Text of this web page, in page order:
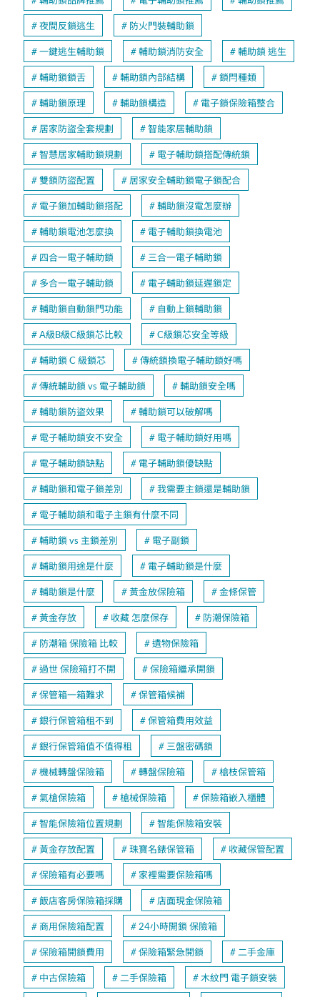
夜間反鎖逃生 防火門裝輔助鎖
一鍵逃生輔助鎖 輔助鎖消防安全 輔助鎖 逃生
輔助鎖鎖舌 輔助鎖內部結構 鎖閂種類
輔助鎖原理 輔助鎖構造 電子鎖保險箱整合
居家防盜全套規劃 智能家居輔助鎖
智慧居家輔助鎖規劃 電子輔助鎖搭配傳統鎖
雙鎖防盜配置 居家安全輔助鎖電子鎖配合
電子鎖加輔助鎖搭配 輔助鎖沒電怎麼辦
輔助鎖電池怎麼換 電子輔助鎖換電池
四合一電子輔助鎖 三合一電子輔助鎖
多合一電子輔助鎖 電子輔助鎖延遲鎖定
輔助鎖自動鎖門功能 自動上鎖輔助鎖
A級B級C級鎖芯比較 C級鎖芯安全等級
輔助鎖 C 級鎖芯 傳統鎖換電子輔助鎖好嗎
傳統輔助鎖 vs 電子輔助鎖 輔助鎖安全嗎
輔助鎖防盜效果 輔助鎖可以破解嗎
電子輔助鎖安不安全 電子輔助鎖好用嗎
電子輔助鎖缺點 電子輔助鎖優缺點
輔助鎖和電子鎖差別 我需要主鎖還是輔助鎖
電子輔助鎖和電子主鎖有什麼不同
輔助鎖 vs 主鎖差別 電子副鎖
輔助鎖用途是什麼 電子輔助鎖是什麼
輔助鎖是什麼 黃金放保險箱 金條保管
黃金存放 收藏 怎麼保存 防潮保險箱
防潮箱 保險箱 比較 遺物保險箱
過世 保險箱打不開 保險箱繼承開鎖
保管箱一箱難求 保管箱候補
銀行保管箱租不到 保管箱費用效益
銀行保管箱值不值得租 三盤密碼鎖
機械轉盤保險箱 轉盤保險箱 槍枝保管箱
氣槍保險箱 槍械保險箱 保險箱嵌入櫃體
智能保險箱位置規劃 智能保險箱安裝
黃金存放配置 珠寶名錶保管箱 收藏保管配置
保險箱有必要嗎 家裡需要保險箱嗎
飯店客房保險箱採購 店面現金保險箱
商用保險箱配置 24小時開鎖 保險箱
保險箱開鎖費用 保險箱緊急開鎖 二手金庫
中古保險箱 二手保險箱 木紋門 電子鎖安裝